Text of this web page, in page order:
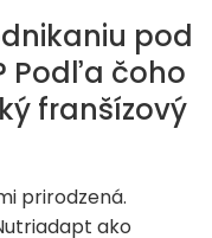
pod
Podľa čoho
franšízový
prirodzená.
ako